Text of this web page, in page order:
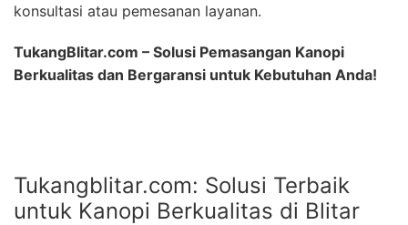
konsultasi atau pemesanan layanan.
TukangBlitar.com – Solusi Pemasangan Kanopi
Berkualitas dan Bergaransi untuk Kebutuhan Anda!
Tukangblitar.com: Solusi Terbaik
untuk Kanopi Berkualitas di Blitar